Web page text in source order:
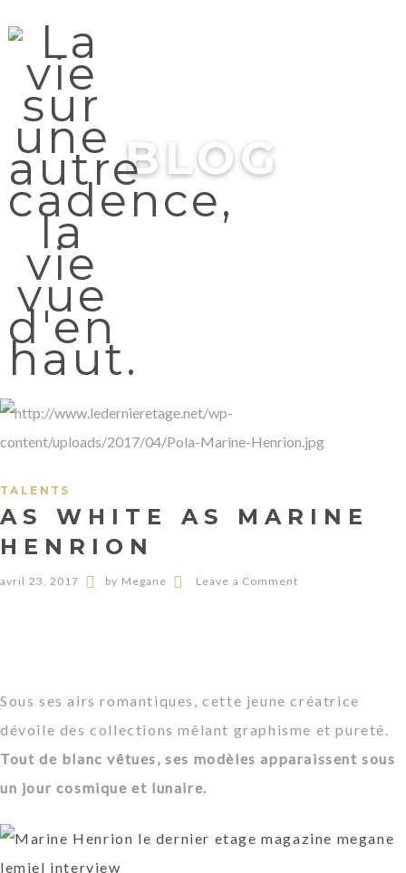
BLOG
TALENTS
AS WHITE AS MARINE
HENRION
avril 23, 2017 by Megane Leave a Comment
Sous ses airs romantiques, cette jeune créatrice
dévoile des collections mêlant graphisme et pureté.
Tout de blanc vêtues, ses modèles apparaissent sous
un jour cosmique et lunaire.